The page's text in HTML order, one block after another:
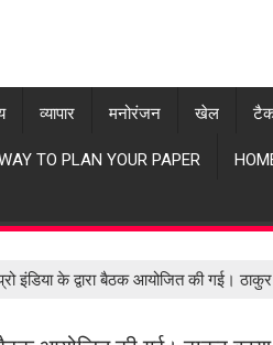
व्यापार मनोरंजन खेल
TO PLAN YOUR PAPER
इंडिया के द्वारा बैठक आयोजित की गई।